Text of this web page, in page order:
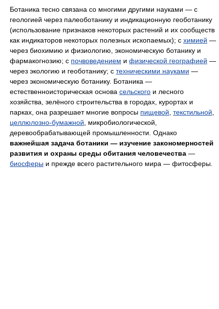
Ботаника тесно связана со многими другими науками — с
геологией через палеоботанику и индикационную геоботанику
(использование признаков некоторых растений и их сообществ
как индикаторов некоторых полезных ископаемых); с химией —
через биохимию и физиологию, экономическую ботанику и
фармакогнозию; с почвоведением и физической географией —
через экологию и геоботанику; с техническими науками —
через экономическую ботанику. Ботаника —
естественноисторическая основа сельского и лесного
хозяйства, зелёного строительства в городах, курортах и
парках, она разрешает многие вопросы пищевой текстильной
целлюлозно-бумажной , микробиологической,
деревообрабатывающей промышленности. Однако
важнейшая задача ботаники — изучение закономерностей
развития и охраны среды обитания человечества —
биосферы и прежде всего растительного мира — фитосферы.